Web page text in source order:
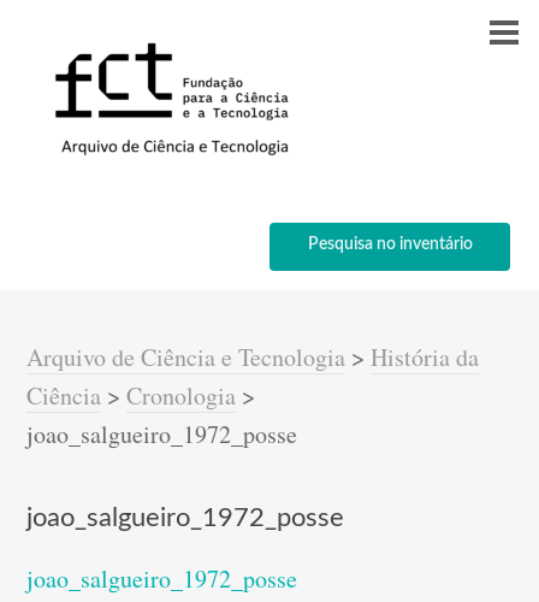
Pesquisa no inventário
Arquivo de Ciência e Tecnologia >História da
Ciência >Cronologia >
joao_salgueiro_1972_posse
joao_salgueiro_1972_posse
joao_salgueiro_1972_posse